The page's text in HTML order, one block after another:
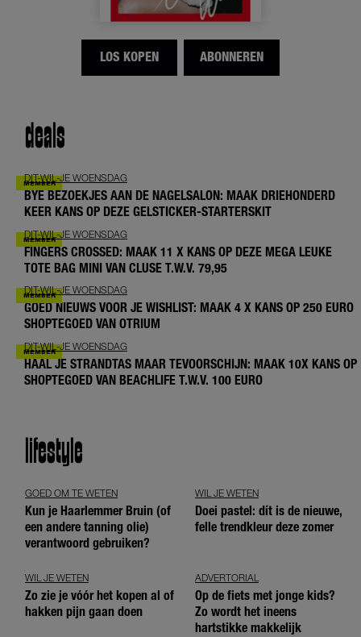
LOS KOPEN ABONNEREN
deals
DIT-WIL-JE WOENSDAG
BYE BEZOEKJES AAN DE NAGELSALON: MAAK DRIEHONDERD
KEER KANS OP DEZE GELSTICKER-STARTERSKIT
DIT-WIL-JE WOENSDAG
FINGERS CROSSED: MAAK 11 X KANS OP DEZE MEGA LEUKE
TOTE BAG MINI VAN CLUSE T.W.V. 79,95
DIT-WIL-JE WOENSDAG
GOED NIEUWS VOOR JE WISHLIST: MAAK 4 X KANS OP 250 EURO
SHOPTEGOED VAN OTRIUM
DIT-WIL-JE WOENSDAG
HAAL JE STRANDTAS MAAR TEVOORSCHIJN: MAAK 10X KANS OP
SHOPTEGOED VAN BEACHLIFE T.W.V. 100 EURO
lifestyle
GOED OM TE WETEN
Kun je Haarlemmer Bruin (of
een andere tanning olie)
verantwoord gebruiken?
WIL JE WETEN
Doei pastel: dít is de nieuwe,
felle trendkleur deze zomer
WIL JE WETEN
Zo zie je vóór het kopen al of
hakken pijn gaan doen
ADVERTORIAL
Op de fiets met jonge kids?
Zo wordt het ineens
hartstikke makkelijk